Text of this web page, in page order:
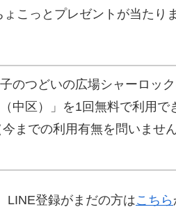
こっとプレゼントが当たり
のつどいの広場シャーロッ
中区）」を1回無料で利用で
までの利用有無を問いません
LINE登録がまだの方はこちら